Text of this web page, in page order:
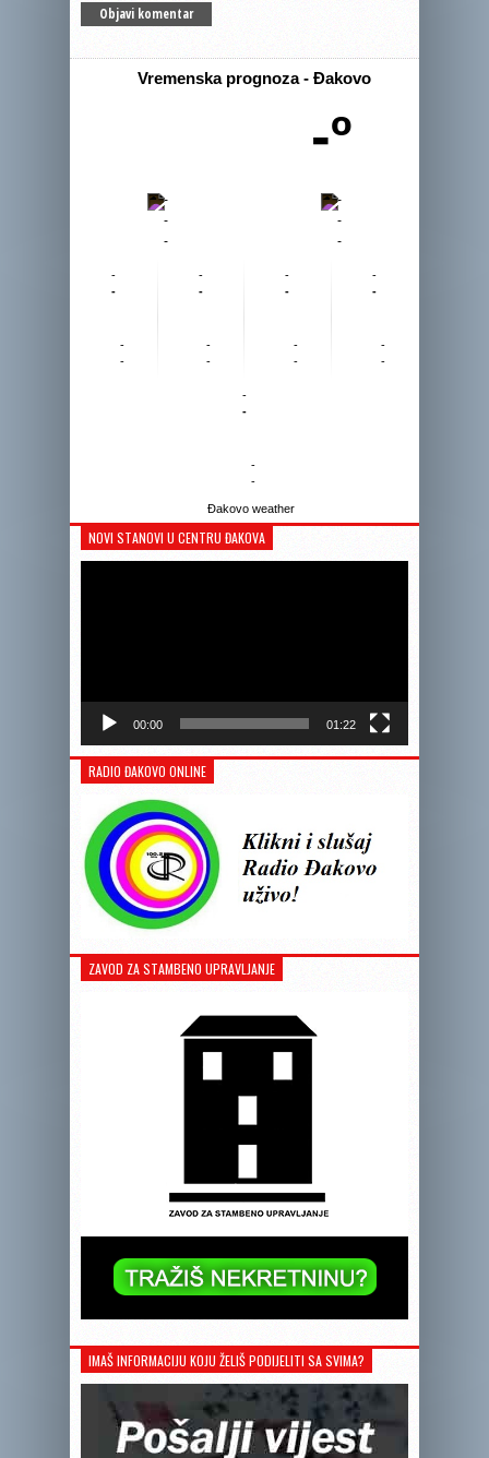
Vremenska prognoza - Đakovo
-º
-
-
-
-
-
-
-
-
-
-
-
-
-
-
-
-
-
-
-
-
-
-
-
-
-
-
Đakovo weather
NOVI STANOVI U CENTRU ĐAKOVA
00:00 01:22
RADIO ĐAKOVO ONLINE
ZAVOD ZA STAMBENO UPRAVLJANJE
IMAŠ INFORMACIJU KOJU ŽELIŠ PODIJELITI SA SVIMA?